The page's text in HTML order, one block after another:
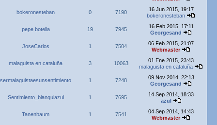
bokeronesteban 0 7190
16 Jun 2015, 19:17
bokeronesteban
pepe botella 19 7945
16 Feb 2015, 17:11
Georgesand
JoseCarlos 1 7504
06 Feb 2015, 21:07
Webmaster
malaguista en cataluña 3 10063
01 Ene 2015, 23:43
malaguista en cataluña
sermalaguistaesunsentimiento 1 7248
09 Nov 2014, 22:13
Georgesand
Sentimiento_blanquiazul 1 7695
14 Sep 2014, 18:33
azul
Tanenbaum 1 7541
04 Sep 2014, 14:43
Webmaster